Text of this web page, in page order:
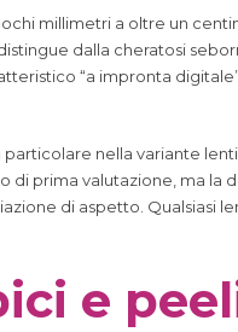
millimetri a oltre un
dalla cheratosi
“a impronta
particolare nella variante
di prima valutazione, ma
di aspetto. Qualsiasi
e